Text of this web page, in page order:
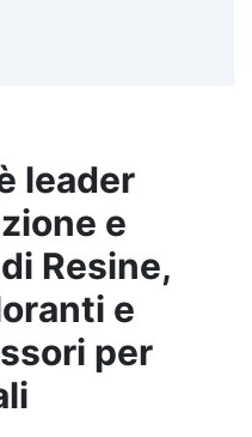
leader
e
Resine,
e
per